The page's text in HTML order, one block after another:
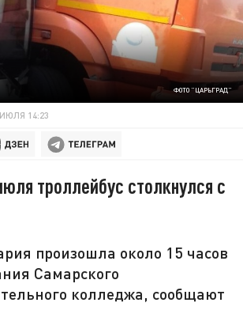
ФОТО "ЦАРЬГРАД"
14:23
троллейбус столкнулся с
произошла около 15 часов
Самарского
колледжа, сообщают